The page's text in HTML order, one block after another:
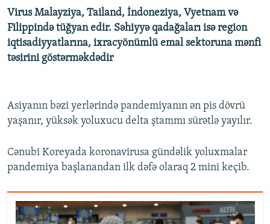
XƏBƏR BÜLLETENLƏRIMIZ
Virus Malayziya, Tailand, İndoneziya, Vyetnam və
Filippində tüğyan edir. Səhiyyə qadağaları isə region
iqtisadiyyatlarına, ixracyönümlü emal sektoruna mənfi
təsirini göstərməkdədir
Asiyanın bəzi yerlərində pandemiyanın ən pis dövrü
yaşanır, yüksək yoluxucu delta ştammı sürətlə yayılır.
Cənubi Koreyada koronavirusa gündəlik yoluxmalar
pandemiya başlanandan ilk dəfə olaraq 2 mini keçib.